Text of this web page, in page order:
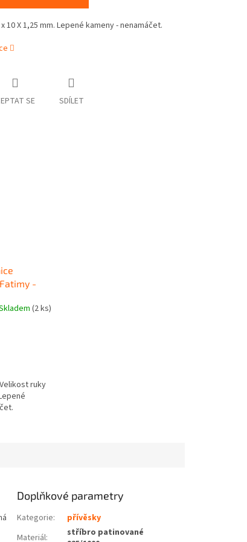
10 X 1,25 mm. Lepené kameny - nenamáčet.
SE SDÍLET
-
(2 ks)
ruky
Doplňkové parametry
Kategorie:
přívěsky
Materiál:
stříbro patinované